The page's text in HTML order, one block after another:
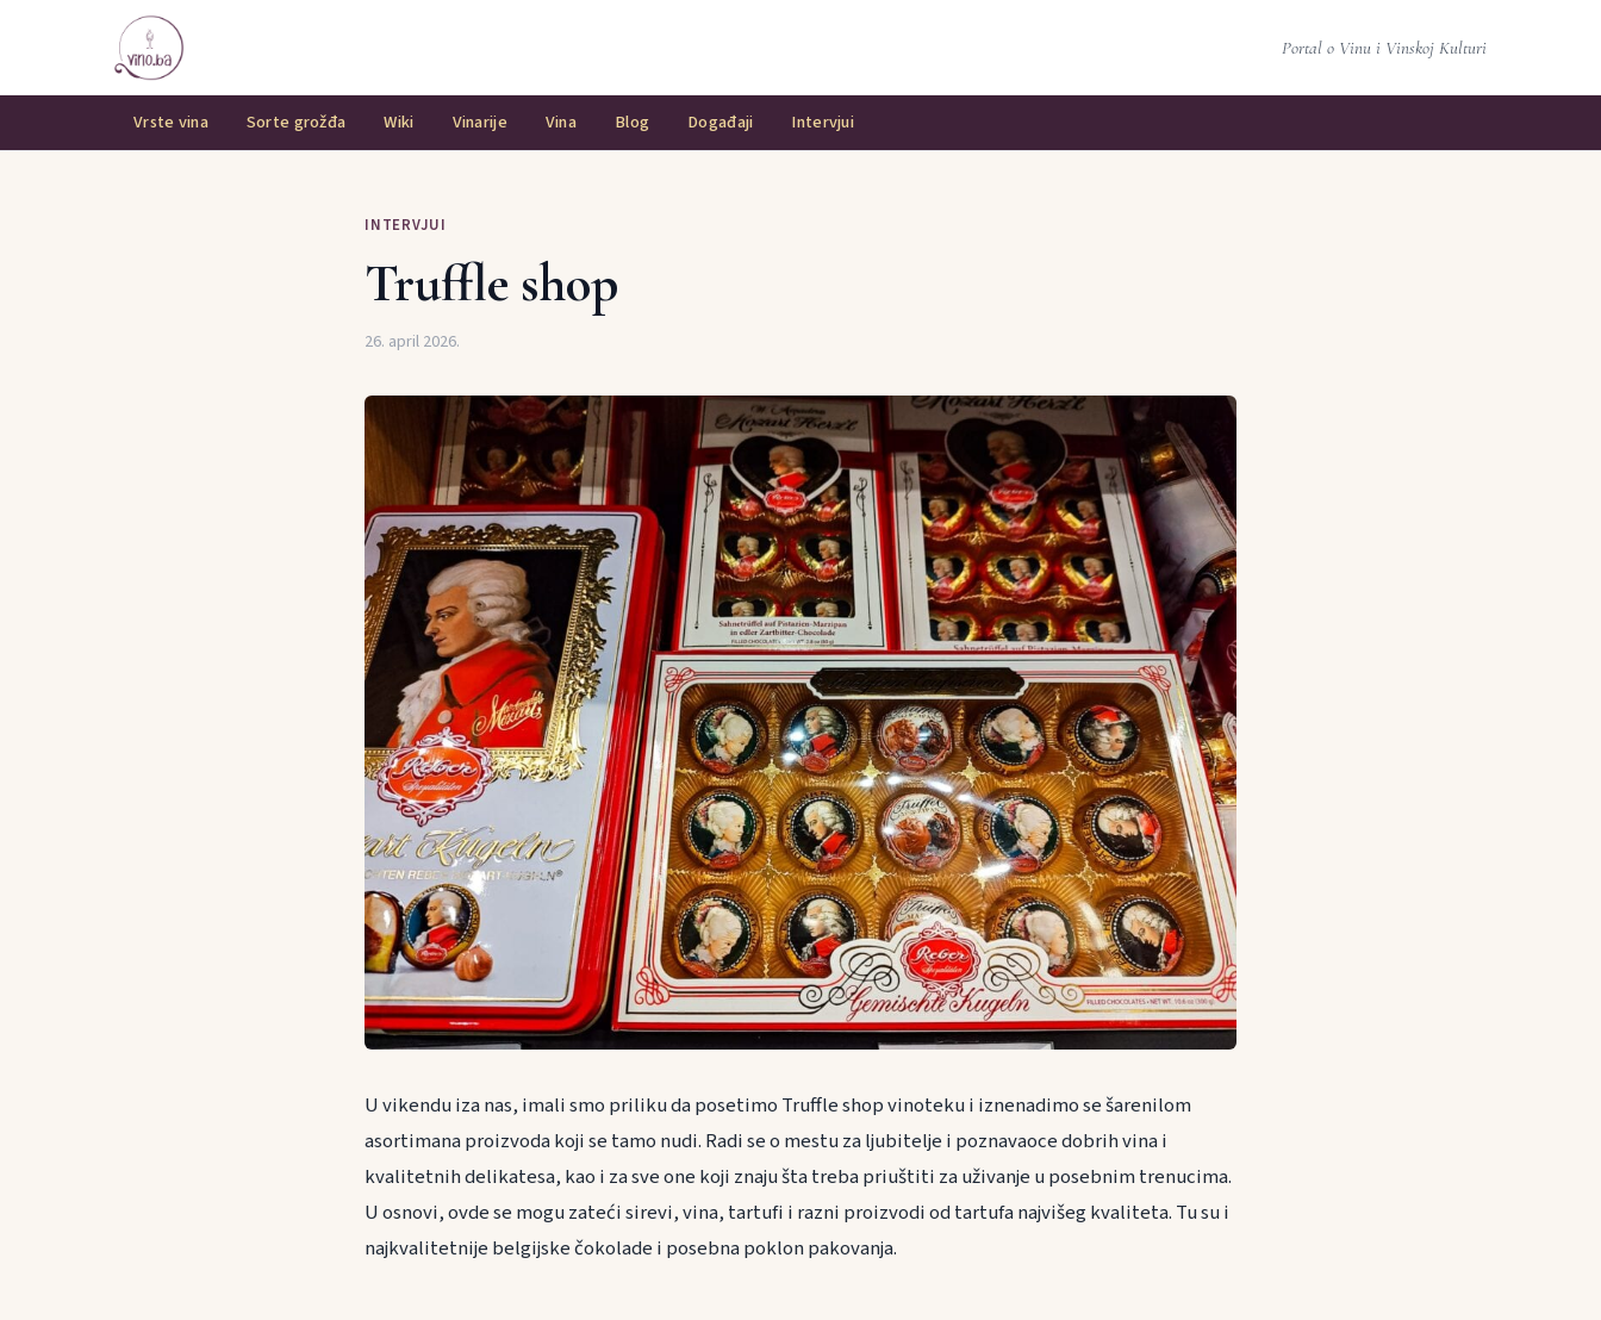
Portal o Vinu i Vinskoj Kulturi
Vrste vina Sorte grožđa Wiki Vinarije Vina Blog Događaji Intervjui
INTERVJUI
Truffle shop
26. april 2026.
U vikendu iza nas, imali smo priliku da posetimo Truffle shop vinoteku i iznenadimo se šarenilom
asortimana proizvoda koji se tamo nudi. Radi se o mestu za ljubitelje i poznavaoce dobrih vina i
kvalitetnih delikatesa, kao i za sve one koji znaju šta treba priuštiti za uživanje u posebnim trenucima.
U osnovi, ovde se mogu zateći sirevi, vina, tartufi i razni proizvodi od tartufa najvišeg kvaliteta. Tu su i
najkvalitetnije belgijske čokolade i posebna poklon pakovanja.